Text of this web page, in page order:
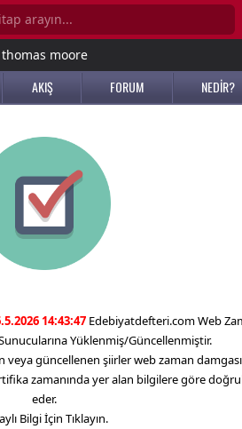
moore
AKIŞ FORUM NEDİR?
14:43:47Edebiyatdefteri.com Web
Yüklenmiş/Güncellenmiştir.
güncellenen şiirler web zaman
zamanında yer alan bilgilere göre
eder.
Bilgi İçin Tıklayın.